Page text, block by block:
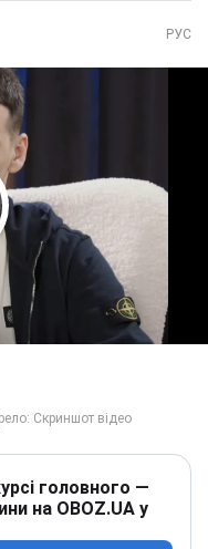
РУС
Video
головного —
на OBOZ.UA у